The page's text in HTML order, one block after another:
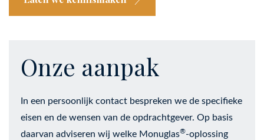
Onze aanpak
In een persoonlijk contact bespreken we de specifieke
eisen en de wensen van de opdrachtgever. Op basis
daarvan adviseren wij welke Monuglas®-oplossing